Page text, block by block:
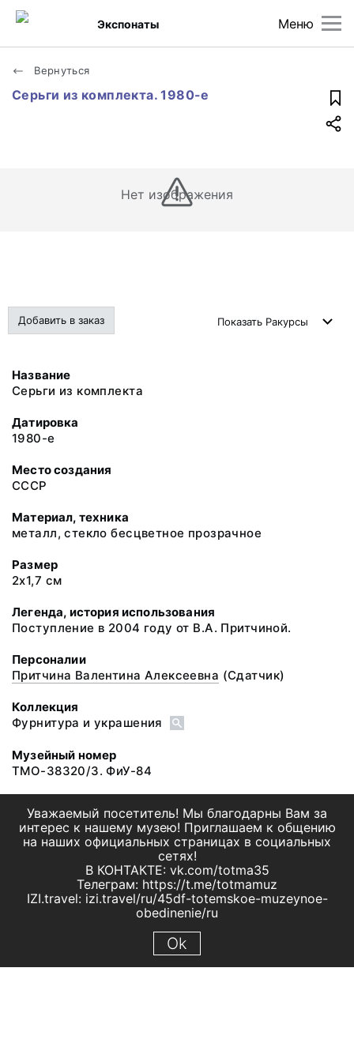
Меню
Экспонаты
Вернуться
Серьги из комплекта. 1980-е
Нет изображения
Добавить в заказ Показать Ракурсы
Название
Серьги из комплекта
Датировка
1980-е
Место создания
СССР
Материал, техника
металл, стекло бесцветное прозрачное
Размер
2х1,7 см
Легенда, история использования
Поступление в 2004 году от В.А. Притчиной.
Персоналии
Притчина Валентина Алексеевна (Сдатчик)
Коллекция
Фурнитура и украшения
Музейный номер
ТМО-38320/3. ФиУ-84
Уважаемый посетитель! Мы благодарны Вам за
интерес к нашему музею! Приглашаем к общению
на наших официальных страницах в социальных
сетях!
В КОНТАКТЕ: vk.com/totma35
Телеграм: https://t.me/totmamuz
IZI.travel: izi.travel/ru/45df-totemskoe-muzeynoe-
obedinenie/ru
Ok